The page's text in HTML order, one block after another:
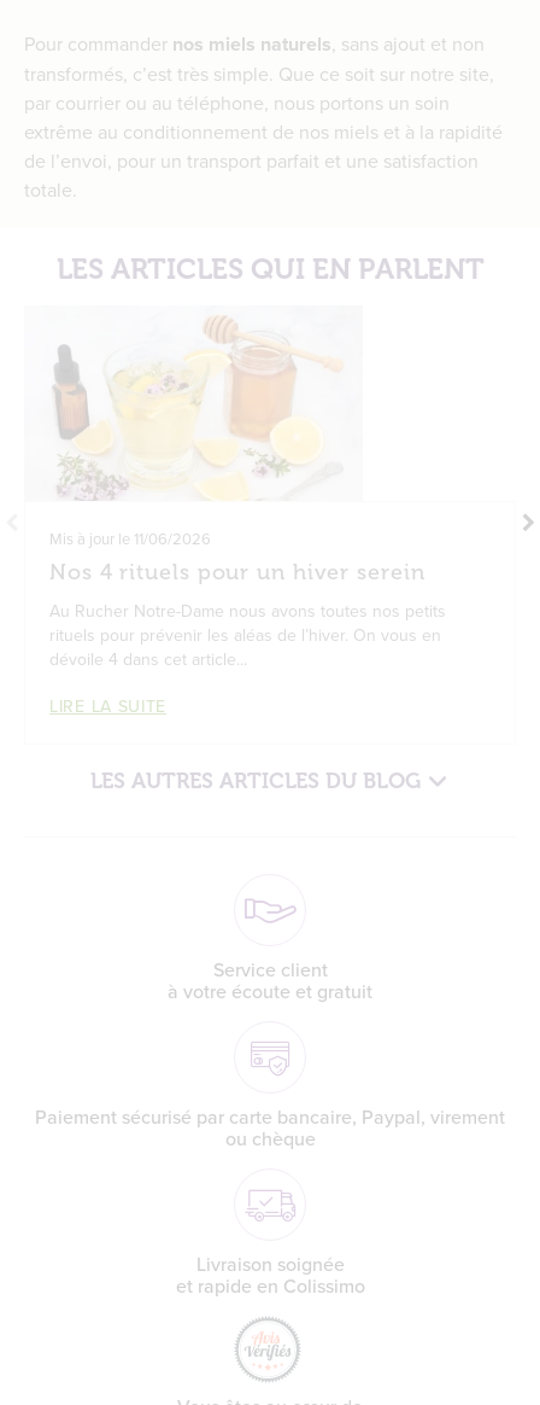
Pour commander nos miels naturels, sans ajout et non
transformés, c’est très simple. Que ce soit sur notre site,
par courrier ou au téléphone, nous portons un soin
extrême au conditionnement de nos miels et à la rapidité
de l’envoi, pour un transport parfait et une satisfaction
totale.
LES ARTICLES QUI EN PARLENT
Mis à jour le 11/06/2026
Nos 4 rituels pour un hiver serein
Au Rucher Notre-Dame nous avons toutes nos petits
rituels pour prévenir les aléas de l’hiver. On vous en
dévoile 4 dans cet article...
LIRE LA SUITE
LES AUTRES ARTICLES DU BLOG
Miel de fleurs de Provence : nos terroirs ont du
Quel miel pour lutter contre les petits bobos de
Service client
à votre écoute et gratuit
Paiement sécurisé par carte bancaire, Paypal, virement
ou chèque
Livraison soignée
et rapide en Colissimo